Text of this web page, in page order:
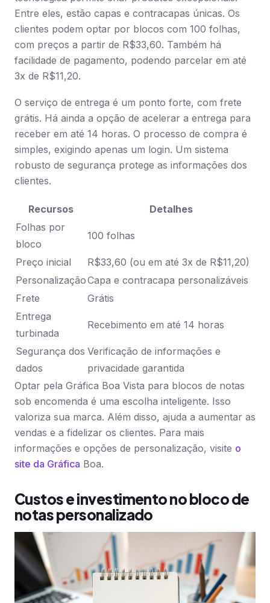
Entre eles, estão capas e contracapas únicas. Os
clientes podem optar por blocos com 100 folhas,
com preços a partir de R$33,60. Também há
facilidade de pagamento, podendo parcelar em até
3x de R$11,20.
O serviço de entrega é um ponto forte, com frete
grátis. Há ainda a opção de acelerar a entrega para
receber em até 14 horas. O processo de compra é
simples, exigindo apenas um login. Um sistema
robusto de segurança protege as informações dos
clientes.
Recursos
Detalhes
Folhas por
bloco
100 folhas
Preço inicial
R$33,60 (ou em até 3x de R$11,20)
PersonalizaçãoCapa e contracapa personalizáveis
Frete
Grátis
Entrega
turbinada
Recebimento em até 14 horas
Segurança dos
dados
Verificação de informações e
privacidade garantida
Optar pela Gráfica Boa Vista para blocos de notas
sob encomenda é uma escolha inteligente. Isso
valoriza sua marca. Além disso, ajuda a aumentar as
vendas e a fidelizar os clientes. Para mais
informações e opções de personalização, visite o
site da Gráfica Boa.
Custos e investimento no bloco de
notas personalizado